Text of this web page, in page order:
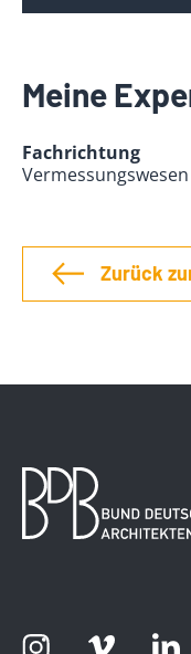
Meine
Fachrichtung
Vermessungswesen
Zurück